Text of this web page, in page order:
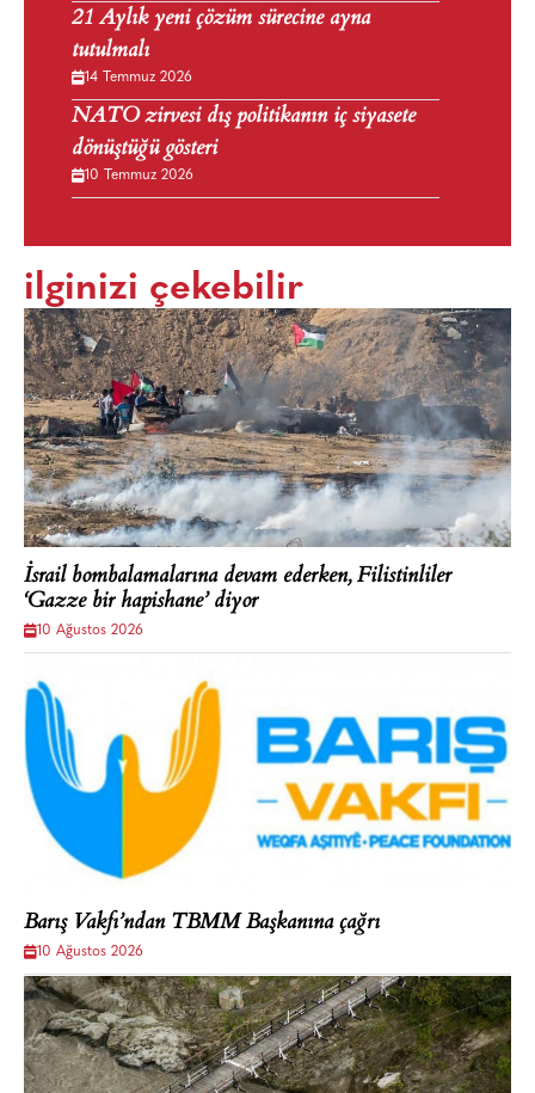
21 Aylık yeni çözüm sürecine ayna
tutulmalı
14 Temmuz 2026
NATO zirvesi dış politikanın iç siyasete
dönüştüğü gösteri
10 Temmuz 2026
ilginizi çekebilir
İsrail bombalamalarına devam ederken, Filistinliler
‘Gazze bir hapishane’ diyor
10 Ağustos 2026
Barış Vakfı’ndan TBMM Başkanına çağrı
10 Ağustos 2026